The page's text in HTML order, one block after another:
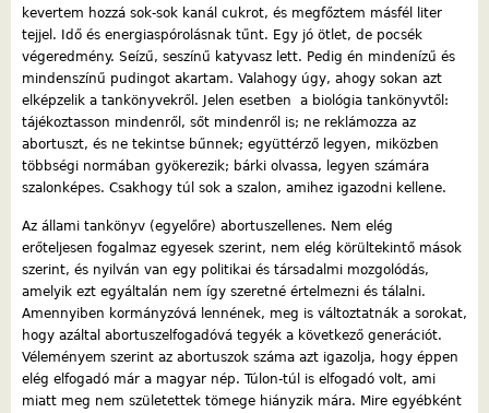
kevertem hozzá sok-sok kanál cukrot, és megfőztem másfél liter
tejjel. Idő és energiaspórolásnak tűnt. Egy jó ötlet, de pocsék
végeredmény. Seízű, seszínű katyvasz lett. Pedig én mindenízű és
mindenszínű pudingot akartam. Valahogy úgy, ahogy sokan azt
elképzelik a tankönyvekről. Jelen esetben a biológia tankönyvtől:
tájékoztasson mindenről, sőt mindenről is; ne reklámozza az
abortuszt, és ne tekintse bűnnek; együttérző legyen, miközben
többségi normában gyökerezik; bárki olvassa, legyen számára
szalonképes. Csakhogy túl sok a szalon, amihez igazodni kellene.
Az állami tankönyv (egyelőre) abortuszellenes. Nem elég
erőteljesen fogalmaz egyesek szerint, nem elég körültekintő mások
szerint, és nyilván van egy politikai és társadalmi mozgolódás,
amelyik ezt egyáltalán nem így szeretné értelmezni és tálalni.
Amennyiben kormányzóvá lennének, meg is változtatnák a sorokat,
hogy azáltal abortuszelfogadóvá tegyék a következő generációt.
Véleményem szerint az abortuszok száma azt igazolja, hogy éppen
elég elfogadó már a magyar nép. Túlon-túl is elfogadó volt, ami
miatt meg nem születettek tömege hiányzik mára. Mire egyébként